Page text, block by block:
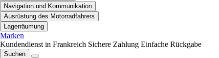
Navigation und Kommunikation
Ausrüstung des Motorradfahrers
Lagerräumung
Marken
Kundendienst in Frankreich Sichere Zahlung Einfache Rückgabe
Suchen